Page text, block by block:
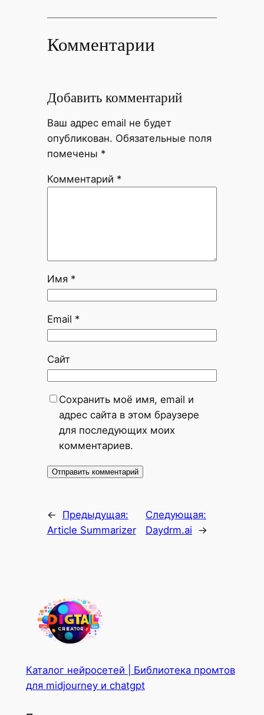
Комментарии
Добавить комментарий
Ваш адрес email не будет
опубликован. Обязательные поля
помечены *
Комментарий *
Имя *
Email *
Сайт
Сохранить моё имя, email и
адрес сайта в этом браузере
для последующих моих
комментариев.
←
Предыдущая:
Article Summarizer
Следующая:
Daydrm.ai
→
Каталог нейросетей | Библиотека промтов
для midjourney и chatgpt